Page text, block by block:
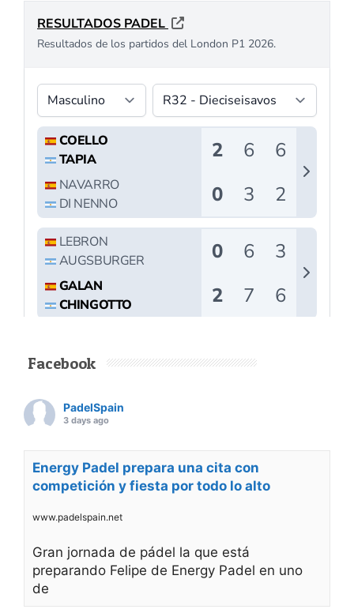
Facebook
PadelSpain
3 days ago
Energy Padel prepara una cita con
competición y fiesta por todo lo alto
www.padelspain.net
Gran jornada de pádel la que está
preparando Felipe de Energy Padel en uno
de